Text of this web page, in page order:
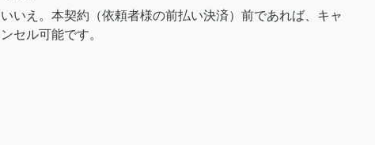
いいえ。本契約（依頼者様の前払い決済）前であれば、キャ
ンセル可能です。